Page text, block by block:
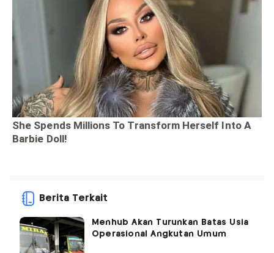
Berita Terkait
Menhub Akan Turunkan Batas Usia
Operasional Angkutan Umum